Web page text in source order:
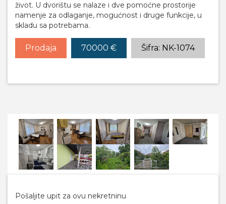
život. U dvorištu se nalaze i dve pomoćne prostorije
namenje za odlaganje, mogućnost i druge funkcije, u
skladu sa potrebama.
Prodaja 70000 € Šifra: NK-1074
Pošaljite upit za ovu nekretninu